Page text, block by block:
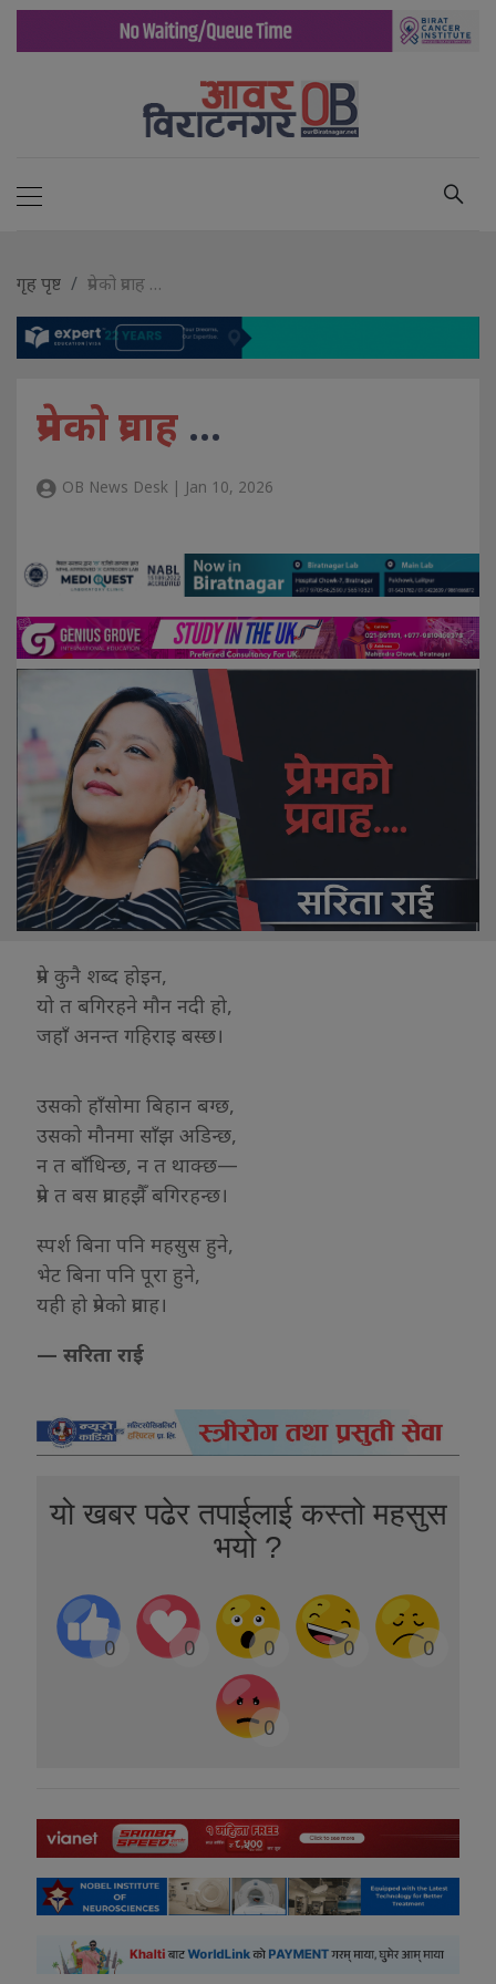
गृह पृष्ट प्रेमको प्रवाह …
प्रेमको प्रवाह …
OB News Desk | Jan 10, 2026
प्रेम कुनै शब्द होइन,
यो त बगिरहने मौन नदी हो,
जहाँ अनन्त गहिराइ बस्छ।
उसको हाँसोमा बिहान बग्छ,
उसको मौनमा साँझ अडिन्छ,
न त बाँधिन्छ, न त थाक्छ—
प्रेम त बस प्रवाहझैँ बगिरहन्छ।
स्पर्श बिना पनि महसुस हुने,
भेट बिना पनि पूरा हुने,
यही हो प्रेमको प्रवाह।
— सरिता राई
यो खबर पढेर तपाईलाई कस्तो महसुस
भयो ?
0 0 0 0 0
0